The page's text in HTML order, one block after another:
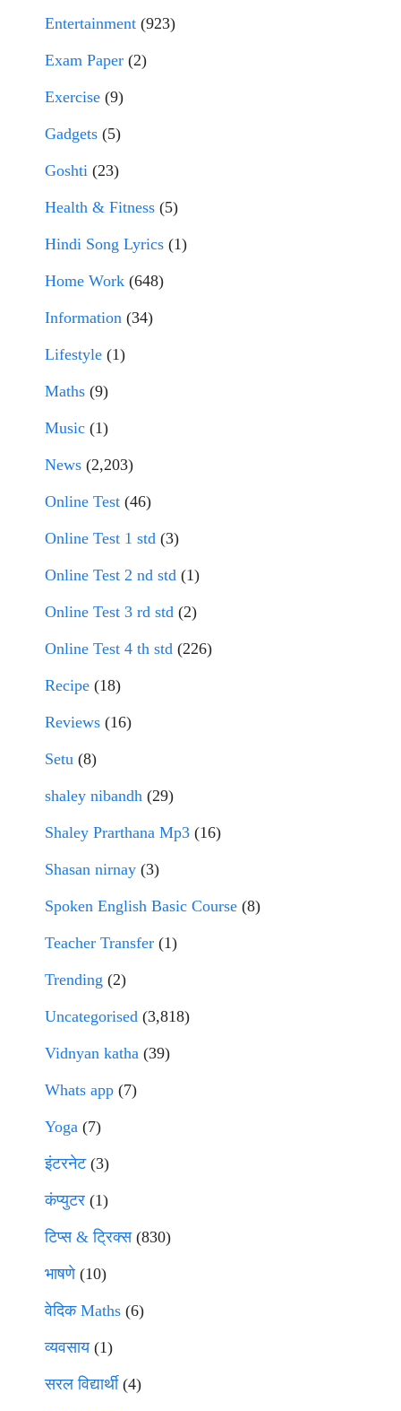
Entertainment (923)
Exam Paper (2)
Exercise (9)
Gadgets (5)
Goshti (23)
Health & Fitness (5)
Hindi Song Lyrics (1)
Home Work (648)
Information (34)
Lifestyle (1)
Maths (9)
Music (1)
News (2,203)
Online Test (46)
Online Test 1 std (3)
Online Test 2 nd std (1)
Online Test 3 rd std (2)
Online Test 4 th std (226)
Recipe (18)
Reviews (16)
Setu (8)
shaley nibandh (29)
Shaley Prarthana Mp3 (16)
Shasan nirnay (3)
Spoken English Basic Course (8)
Teacher Transfer (1)
Trending (2)
Uncategorised (3,818)
Vidnyan katha (39)
Whats app (7)
Yoga (7)
इंटरनेट(3)
कंप्युटर (1)
टिप्स & ट्रिक्स(830)
भाषणे(10)
वेदिक Maths (6)
व्यवसाय(1)
सरल विद्यार्थी(4)